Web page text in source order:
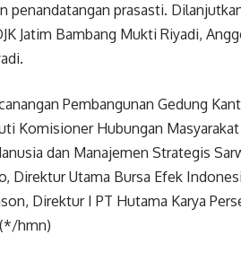
penandatangan prasasti.
Jatim Bambang Mukti Riyadi,
Pembangunan Gedung
Komisioner Hubungan
dan Manajemen Strategis
Direktur Utama Bursa Efek
Direktur I PT Hutama Karya
hmn)